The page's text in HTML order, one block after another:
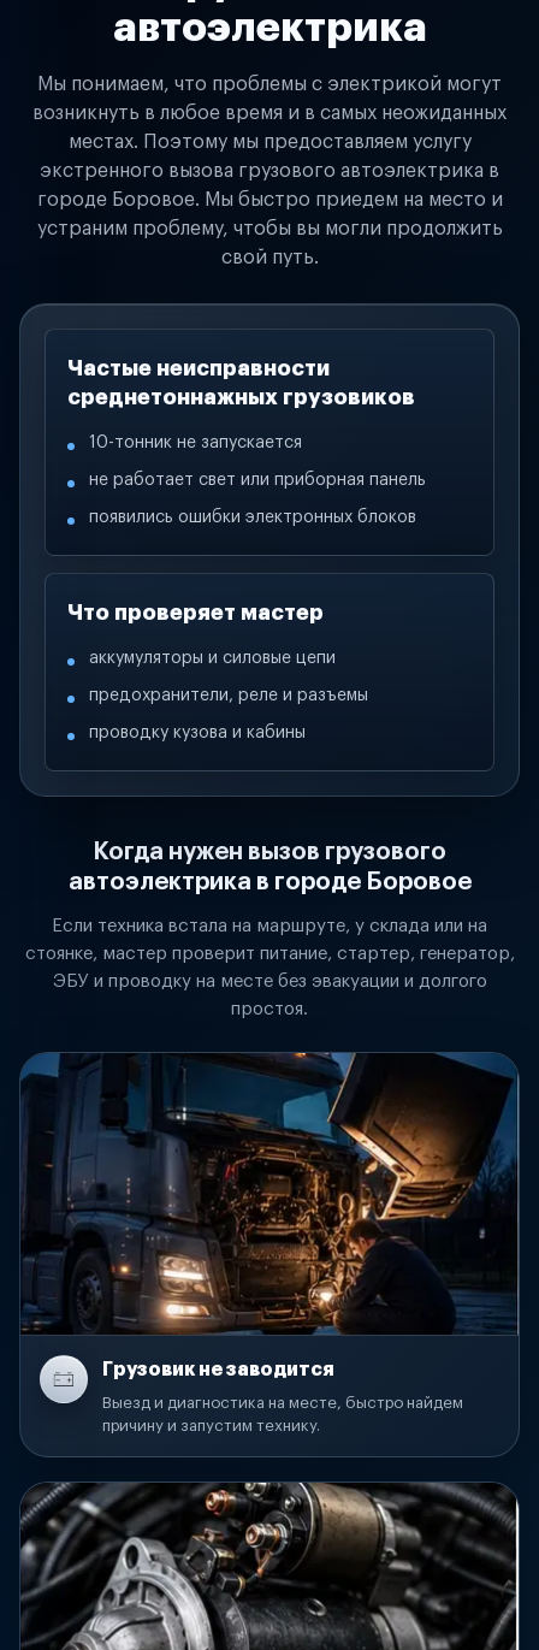
автоэлектрика
Мы понимаем, что проблемы с электрикой могут
возникнуть в любое время и в самых неожиданных
местах. Поэтому мы предоставляем услугу
экстренного вызова грузового автоэлектрика в
городе Боровое. Мы быстро приедем на место и
устраним проблему, чтобы вы могли продолжить
свой путь.
Частые неисправности
среднетоннажных грузовиков
10-тонник не запускается
не работает свет или приборная панель
появились ошибки электронных блоков
Что проверяет мастер
аккумуляторы и силовые цепи
предохранители, реле и разъемы
проводку кузова и кабины
Когда нужен вызов грузового
автоэлектрика в городе Боровое
Если техника встала на маршруте, у склада или на
стоянке, мастер проверит питание, стартер, генератор,
ЭБУ и проводку на месте без эвакуации и долгого
простоя.
Грузовик не заводится
Выезд и диагностика на месте, быстро найдем
причину и запустим технику.